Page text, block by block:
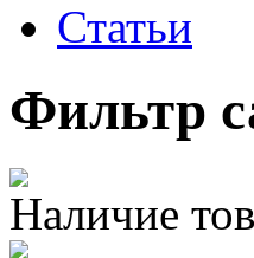
Статьи
Фильтр
Наличие